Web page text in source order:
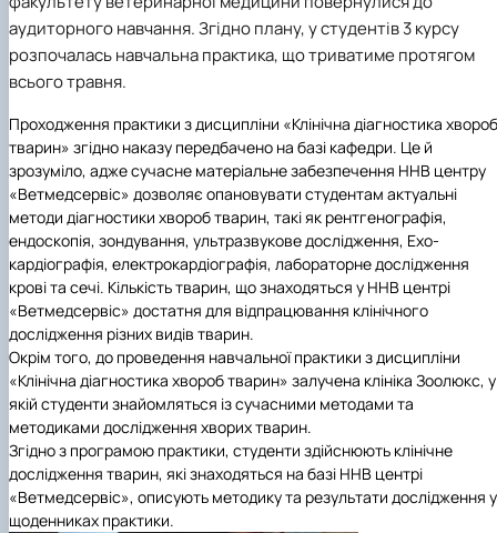
аудиторного навчання. Згідно плану, у студентів 3 курсу
розпочалась навчальна практика, що триватиме протягом
всього травня.
Проходження практики з дисципліни «Клінічна діагностика хвороб
тварин» згідно наказу передбачено на базі кафедри. Це й
зрозуміло, адже сучасне матеріальне забезпечення ННВ центру
«Ветмедсервіс» дозволяє опановувати студентам актуальні
методи діагностики хвороб тварин, такі як рентгенографія,
ендоскопія, зондування, ультразвукове дослідження, Ехо-
кардіографія, електрокардіографія, лабораторне дослідження
крові та сечі. Кількість тварин, що знаходяться у ННВ центрі
«Ветмедсервіс» достатня для відпрацювання клінічного
дослідження різних видів тварин.
Окрім того, до проведення навчальної практики з дисципліни
«Клінічна діагностика хвороб тварин» залучена клініка Зоолюкс, у
якій студенти знайомляться із сучасними методами та
методиками дослідження хворих тварин.
Згідно з програмою практики, студенти здійснюють клінічне
дослідження тварин, які знаходяться на базі ННВ центрі
«Ветмедсервіс», описують методику та результати дослідження у
щоденниках практики.